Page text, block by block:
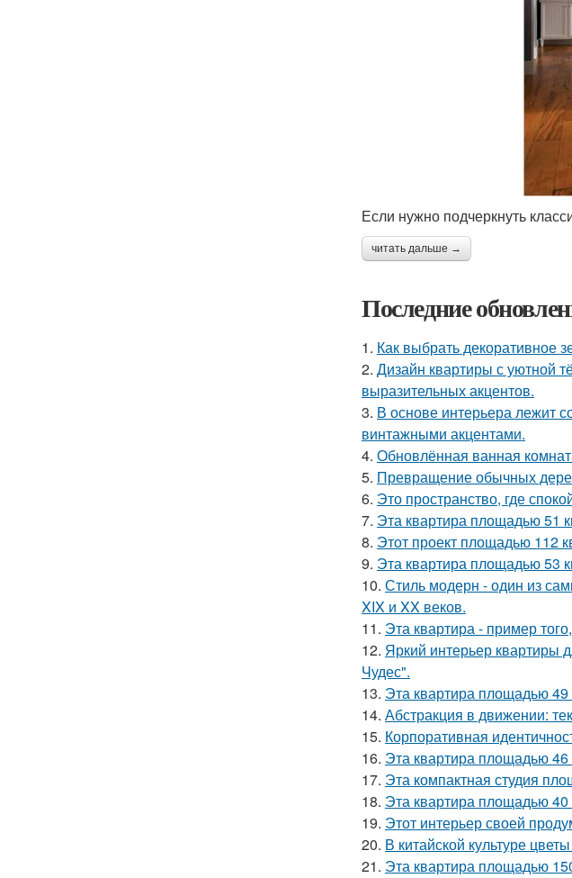
Если нужно подчеркнуть
читать дальше →
Последние
1. Как выбрать декоративное
2. Дизайн квартиры с уютной
выразительных акцентов.
3. В основе интерьера лежит
винтажными акцентами.
4. Обновлённая ванная
5. Превращение обычных
6. Это пространство, где
7. Эта квартира площадью 51
8. Этот проект площадью 112
9. Эта квартира площадью 53
10. Стиль модерн - один из
XIX и XX веков.
11. Эта квартира - пример
12. Яркий интерьер квартиры
Чудес".
13. Эта квартира площадью 49
14. Абстракция в движении:
15. Корпоративная
16. Эта квартира площадью 46
17. Эта компактная студия
18. Эта квартира площадью 40
19. Этот интерьер своей
20. В китайской культуре
21. Эта квартира площадью